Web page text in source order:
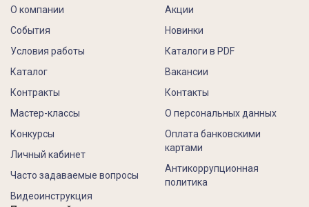
О компании
События
Условия работы
Каталог
Контракты
Акции
Новинки
Каталоги в PDF
Вакансии
Контакты
Мастер-классы
Конкурсы
Личный кабинет
Часто задаваемые вопросы
Видеоинструкция
О персональных данных
Оплата банковскими
картами
Антикоррупционная
политика